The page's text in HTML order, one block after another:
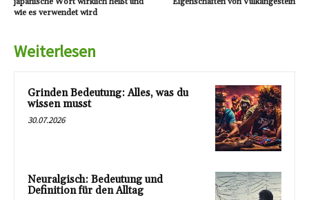
wie es verwendet wird
Weiterlesen
Grinden Bedeutung: Alles, was du
wissen musst
30.07.2026
Neuralgisch: Bedeutung und
Definition für den Alltag